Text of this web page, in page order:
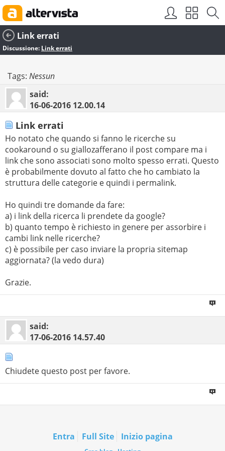
Link errati
Discussione: Link errati
Tags: Nessun
said:
16-06-2016 12.00.14
Link errati
Ho notato che quando si fanno le ricerche su
cookaround o su giallozafferano il post compare ma i
link che sono associati sono molto spesso errati. Questo
è probabilmente dovuto al fatto che ho cambiato la
struttura delle categorie e quindi i permalink.
Ho quindi tre domande da fare:
a) i link della ricerca li prendete da google?
b) quanto tempo è richiesto in genere per assorbire i
cambi link nelle ricerche?
c) è possibile per caso inviare la propria sitemap
aggiornata? (la vedo dura)
Grazie.
said:
17-06-2016 14.57.40
Chiudete questo post per favore.
Entra Full Site Inizio pagina